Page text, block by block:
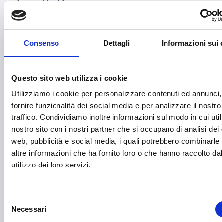
Consenso Dettagli Informazioni sui
Questo sito web utilizza i cookie
Utilizziamo i cookie per personalizzare contenuti ed
fornire funzionalità dei social media e per analizzare il nostro
traffico. Condividiamo inoltre informazioni sul modo in cui
nostro sito con i nostri partner che si occupano di analisi dei
web, pubblicità e social media, i quali potrebbero combinarle
altre informazioni che ha fornito loro o che hanno raccolto
utilizzo dei loro servizi.
delNecessari
Avvio attività
Benessere e diritti degli animali
Biodiversità
Brevetti e licenze
Cartellonistica stradale
Certificazioni
Commercio
Competitività imprese
Consulenza specializzata
Danza